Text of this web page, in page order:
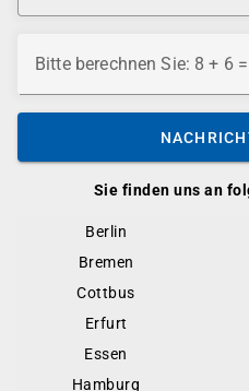
Sie finden uns an
Berlin
Bremen
Cottbus
Erfurt
Essen
Hamburg
Bitte berechnen Sie: 8 + 6